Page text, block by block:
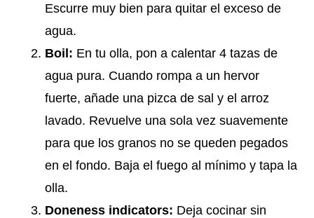
Escurre muy bien para quitar el exceso de
agua.
Boil: En tu olla, pon a calentar 4 tazas de
agua pura. Cuando rompa a un hervor
fuerte, añade una pizca de sal y el arroz
lavado. Revuelve una sola vez suavemente
para que los granos no se queden pegados
en el fondo. Baja el fuego al mínimo y tapa la
olla.
Doneness indicators: Deja cocinar sin